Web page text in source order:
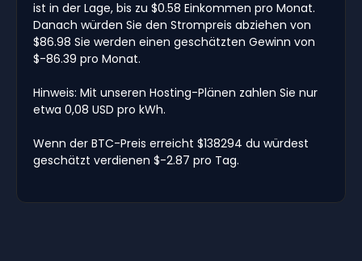
ist in der Lage, bis zu $0.58 Einkommen pro Monat.
Danach würden Sie den Strompreis abziehen von
$86.98 Sie werden einen geschätzten Gewinn von
$-86.39 pro Monat.
Hinweis: Mit unseren Hosting-Plänen zahlen Sie nur
etwa 0,08 USD pro kWh.
Wenn der BTC-Preis erreicht $138294 du würdest
geschätzt verdienen $-2.87 pro Tag.